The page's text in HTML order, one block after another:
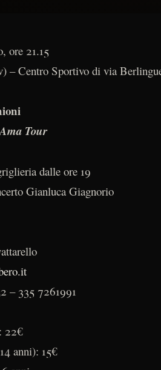
ore 21.15
– Centro Sportivo di via
Tour
dalle ore 19
Gianluca Giagnorio
– 335 7261991
22€
anni): 15€